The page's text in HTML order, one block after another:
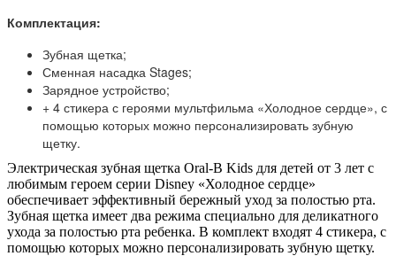
Комплектация:
Зубная щетка;
Сменная насадка Stages;
Зарядное устройство;
+ 4 стикера с героями мультфильма «Холодное сердце», с
помощью которых можно персонализировать зубную
щетку.
Электрическая зубная щетка Oral-B Kids для детей от 3 лет с
любимым героем серии Disney «Холодное сердце»
обеспечивает эффективный бережный уход за полостью рта.
Зубная щетка имеет два режима специально для деликатного
ухода за полостью рта ребенка. В комплект входят 4 стикера, с
помощью которых можно персонализировать зубную щетку.